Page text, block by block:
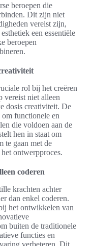
beroepen die
Dit zijn niet
vereist zijn,
een essentiële
beroepen
rol bij het creëren
vereist niet alleen
dosis creativiteit. De
functionele en
die voldoen aan de
hen in staat om
te gaan met de
ontwerpproces.
coderen
krachten achter
dan enkel coderen.
het ontwikkelen van
buiten de traditionele
functies en
verbeteren. Dit